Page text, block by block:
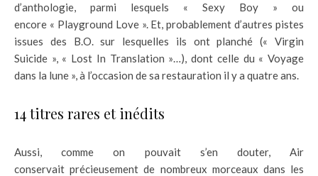
d’anthologie, parmi lesquels « Sexy Boy » ou
encore « Playground Love ». Et, probablement d’autres pistes
issues des B.O. sur lesquelles ils ont planché (« Virgin
Suicide », « Lost In Translation »…), dont celle du « Voyage
dans la lune », à l’occasion de sa restauration il y a quatre ans.
14 titres rares et inédits
Aussi, comme on pouvait s’en douter, Air
conservait précieusement de nombreux morceaux dans les